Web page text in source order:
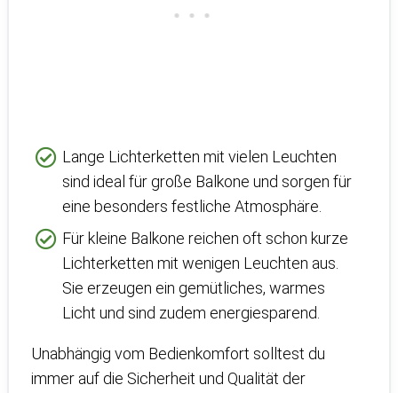
Lange Lichterketten mit vielen Leuchten
sind ideal für große Balkone und sorgen für
eine besonders festliche Atmosphäre.
Für kleine Balkone reichen oft schon kurze
Lichterketten mit wenigen Leuchten aus.
Sie erzeugen ein gemütliches, warmes
Licht und sind zudem energiesparend.
Unabhängig vom Bedienkomfort solltest du
immer auf die Sicherheit und Qualität der